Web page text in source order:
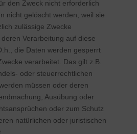
den Zweck nicht erforderlich
nicht gelöscht werden, weil sie
zulässige Zwecke
Verarbeitung auf diese
die Daten werden gesperrt
verarbeitet. Das gilt z.B.
oder steuerrechtlichen
müssen oder deren
Ausübung oder
oder zum Schutz
natürlichen oder juristischen